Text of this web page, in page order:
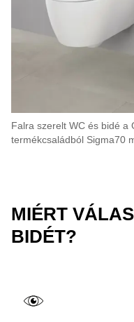
Falra szerelt WC és bidé a
termékcsaládból Sigma70
MIÉRT
BIDÉT?